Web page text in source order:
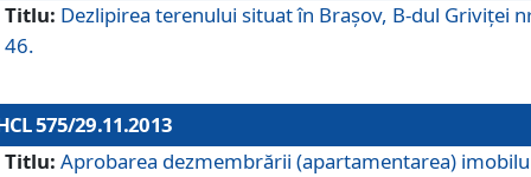
Titlu: Dezlipirea terenului situat în Braşov, B-dul Griviţei
46.
575/29.11.2013
Titlu: Aprobarea dezmembrării (apartamentarea)